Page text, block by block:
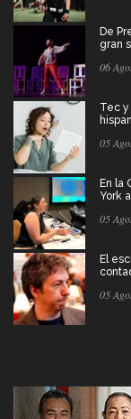
De
gran
06
Tec y
05
En la
York
05
El
05